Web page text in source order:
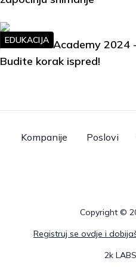
Soft Skills Academy 2024 -
Budite korak ispred!
EDUKACIJA
Kompanije Poslovi
Copyright ©
Registruj se ovdje i
2k